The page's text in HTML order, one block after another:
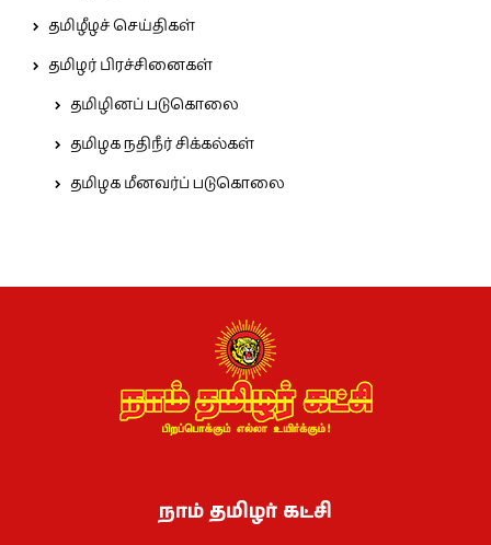
தமிழீழச் செய்திகள்
தமிழர் பிரச்சினைகள்
தமிழினப் படுகொலை
தமிழக நதிநீர் சிக்கல்கள்
தமிழக மீனவர்ப் படுகொலை
நாம் தமிழர் கட்சி